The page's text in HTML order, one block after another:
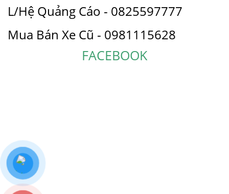
L/Hệ Quảng Cáo - 0825597777
Mua Bán Xe Cũ - 0981115628
FACEBOOK